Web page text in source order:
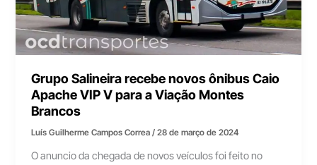
Grupo Salineira recebe novos ônibus Caio
Apache VIP V para a Viação Montes
Brancos
Luís Guilherme Campos Correa/28 de março de 2024
O anuncio da chegada de novos veículos foi feito no